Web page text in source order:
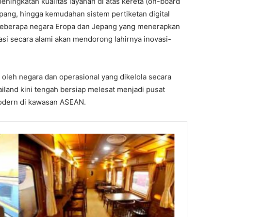
hingga kemudahan sistem pertiketan digital
negara Eropa dan Jepang yang menerapkan
secara alami akan mendorong lahirnya inovasi-
negara dan operasional yang dikelola secara
kini tengah bersiap melesat menjadi pusat
di kawasan ASEAN.